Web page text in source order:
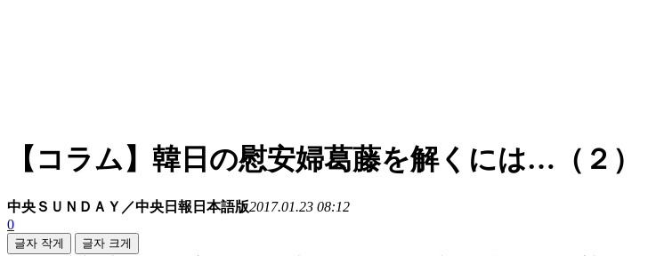
【コラム】韓日の慰安婦葛藤を解くには…（２）
中央ＳＵＮＤＡＹ／中央日報日本語版2017.01.23 08:12
0
글자 작게 글자 크게